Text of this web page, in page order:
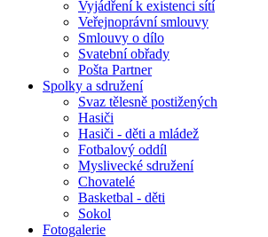
Vyjádření k existenci sítí
Veřejnoprávní smlouvy
Smlouvy o dílo
Svatební obřady
Pošta Partner
Spolky a sdružení
Svaz tělesně postižených
Hasiči
Hasiči - děti a mládež
Fotbalový oddíl
Myslivecké sdružení
Chovatelé
Basketbal - děti
Sokol
Fotogalerie